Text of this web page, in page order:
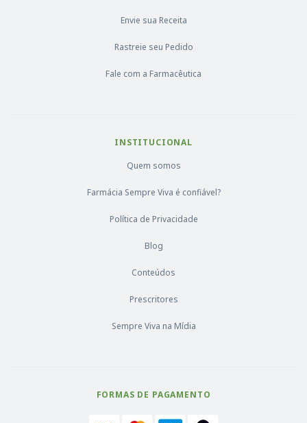
Envie sua Receita
Rastreie seu Pedido
Fale com a Farmacêutica
INSTITUCIONAL
Quem somos
Farmácia Sempre Viva é confiável?
Política de Privacidade
Blog
Conteúdos
Prescritores
Sempre Viva na Mídia
FORMAS DE PAGAMENTO